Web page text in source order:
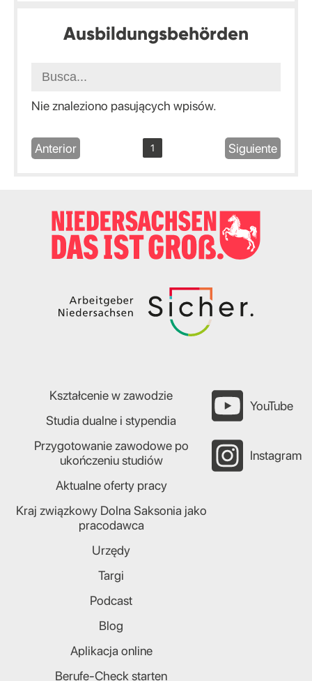
Ausbildungsbehörden
Nie znaleziono pasujących wpisów.
Anterior 1 Siguiente
Kształcenie w zawodzie
Studia dualne i stypendia
Przygotowanie zawodowe po
ukończeniu studiów
Aktualne oferty pracy
Kraj związkowy Dolna Saksonia jako
pracodawca
Urzędy
Targi
Podcast
Blog
Aplikacja online
Berufe-Check starten
YouTube
Instagram